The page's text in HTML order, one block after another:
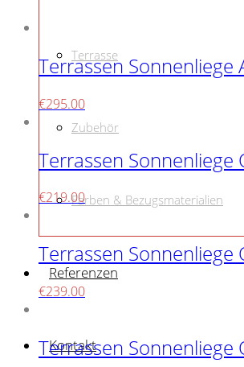
Terrasse
Zubehör
Farben & Bezugsmaterialien
Referenzen
Kontakt
Terrassen Sonnenliege
€295.00
Terrassen Sonnenliege
€219.00
Terrassen
€239.00
Terrassen Sonnenliege